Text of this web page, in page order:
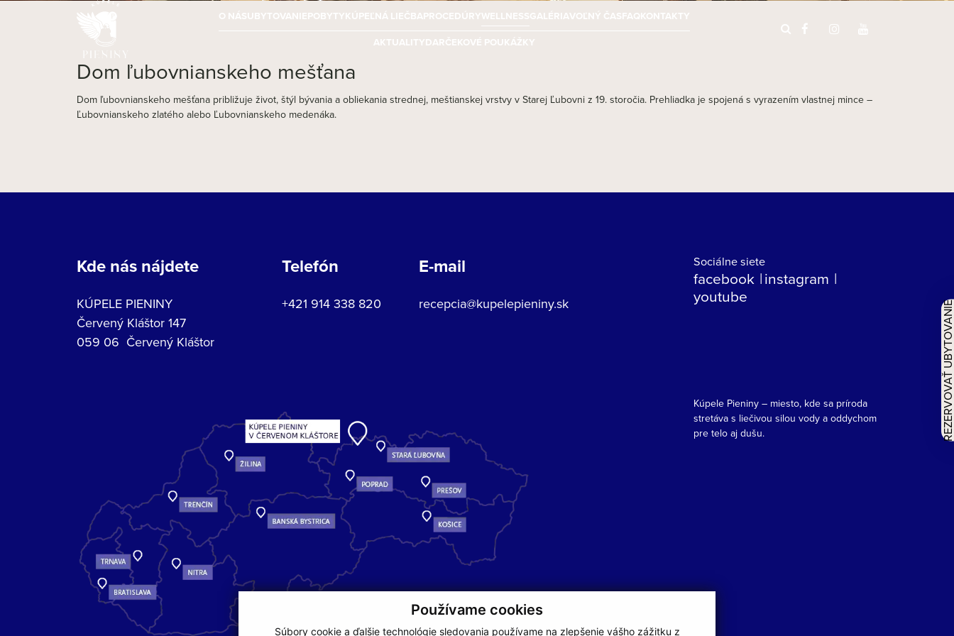
Používame cookies
Súbory cookie a ďalšie technológie sledovania používame na zlepšenie vášho zážitku z
O NÁSUBYTOVANIEPOBYTYKÚPEĽNÁ LIEČBAPROCEDÚRYWELLNESSGALÉRIAVOĽNÝ ČASFAQKONTAKTY
AKTUALITYDARČEKOVÉ POUKÁŽKY
Dom ľubovnianskeho mešťana
Dom ľubovnianskeho mešťana približuje život, štýl bývania a obliekania strednej, meštianskej vrstvy v Starej Ľubovni z 19. storočia. Prehliadka je spojená s vyrazením vlastnej mince –
Ľubovnianskeho zlatého alebo Ľubovnianskeho medenáka.
Kde nás nájdete
KÚPELE PIENINY
Červený Kláštor 147
059 06 Červený Kláštor
Telefón
+421 914 338 820
E-mail
recepcia@kupelepieniny.sk
Sociálne siete
facebook instagram
youtube
Kúpele Pieniny – miesto, kde sa príroda
stretáva s liečivou silou vody a oddychom
pre telo aj dušu.